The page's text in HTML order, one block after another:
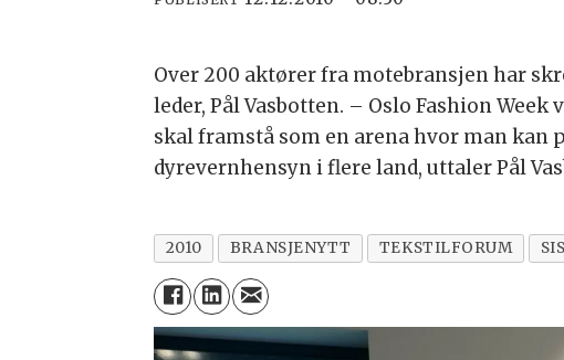
Over 200 aktører fra motebransjen har
leder, Pål Vasbotten. – Oslo Fashion
skal framstå som en arena hvor man kan
dyrevernhensyn i flere land, uttaler Pål
2010 BRANSJENYTT TEKSTILFORUM